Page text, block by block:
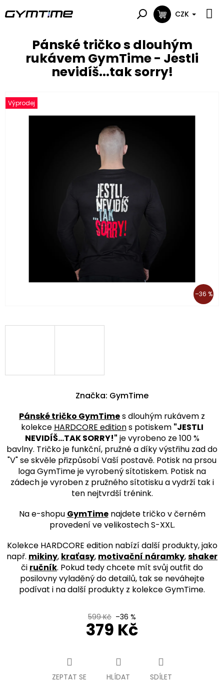
na
NÁKUPNÍ
CZK
Pánské tričko s dlouhým
rukávem GymTime - Jestli
nevidíš...tak sorry!
–36 %
Výprodej
599 Kč –36 %
379 Kč
Pánské tričko GymTimes dlouhým rukávem z
kolekce HARDCORE editions potiskem "JESTLI
NEVIDÍŠ...TAK SORRY!" je vyrobeno ze 100 %
bavlny. Tričko je funkční, pružné a díky výstřihu zad do
"V" se skvěle přizpůsobí Vaší postavě. Potisk na prsou
loga GymTime je vyrobený sítotiskem. Potisk na
zádech je vyroben z pružného sítotisku a vydrží tak i
ten nejtvrdší trénink.
Na e-shopu GymTimenajdete tričko v černém
provedení ve velikostech S-XXL.
Kolekce HARDCORE edition nabízí další produkty, jako
např. mikiny, kraťasy, motivační náramky,shaker
či ručník. Pokud tedy chcete mít svůj outfit do
posilovny vyladěný do detailů, tak se neváhejte
podívat i na další produkty z kolekce GymTime.
ZEPTAT SE HLÍDAT SDÍLET
Značka: GymTime